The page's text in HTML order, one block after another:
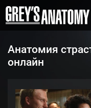
Анатомия
онлайн